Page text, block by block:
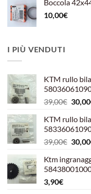
Boccola
10,00€
I PIÙ VENDUTI
KTM rullo
39,00€ Il
era:
30,00
KTM rullo
39,00€ Il
era:
30,00
Ktm
3,90€